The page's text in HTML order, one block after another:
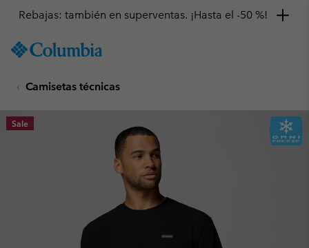
TO
SKIP
MAIN
NAV
Rebajas: también en superventas. ¡Hasta el -50 %!
Camisetas técnicas
Sale